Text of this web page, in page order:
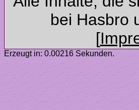
Erzeugt in: 0.00216 Sekunden.